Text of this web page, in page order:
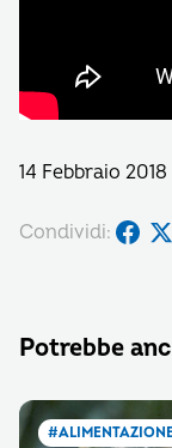
14 Febbraio 2018
Condividi:
Potrebbe